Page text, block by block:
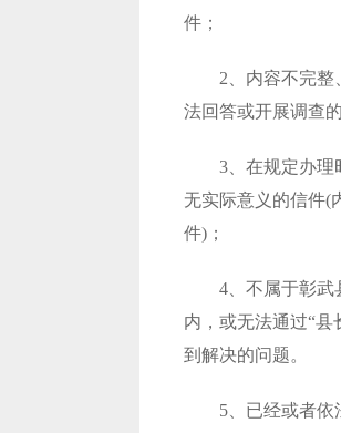
件；
2、内容不完整
法回答或开展调查
3、在规定办理
无实际意义的信件(
件)；
4、不属于彰武
内，或无法通过“县
到解决的问题。
5、已经或者依